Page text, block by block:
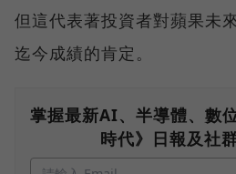
但這代表著投資者對蘋果未
迄今成績的肯定。
掌握最新AI、半導體、數
時代》日報及社